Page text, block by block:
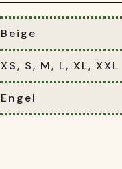
Beige
XS, S, M, L, XL, XXL
Engel